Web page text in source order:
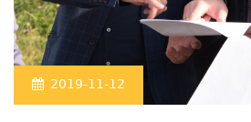
2019-11-12